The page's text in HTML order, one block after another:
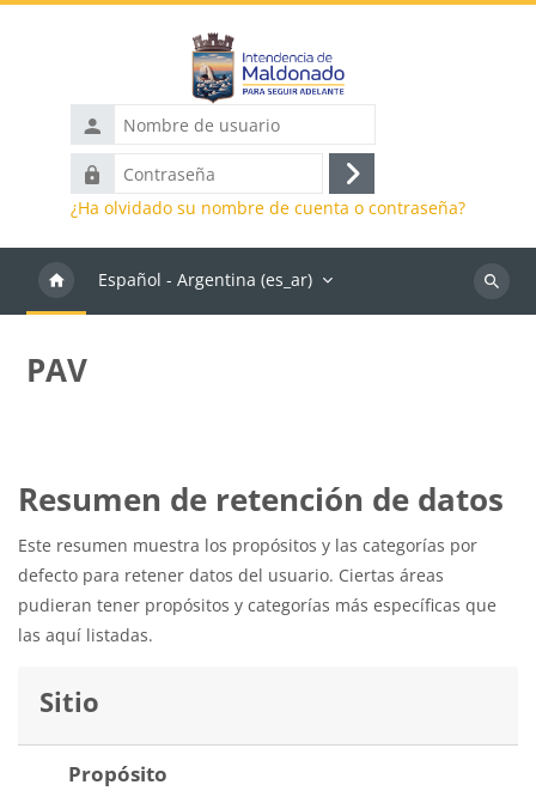
Nombre
de
usuario
Contraseña
Inicio
de
sesión
¿Ha olvidado su nombre de cuenta o contraseña?
Español - Argentina ‎(es_ar)‎
Buscar
PAV
Resumen de retención de datos
Este resumen muestra los propósitos y las categorías por
defecto para retener datos del usuario. Ciertas áreas
pudieran tener propósitos y categorías más específicas que
las aquí listadas.
Sitio
Propósito